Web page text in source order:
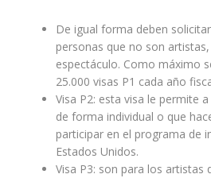
De igual forma deben
personas que no son
espectáculo. Como máximo
25.000 visas P1 cada año
Visa P2: esta visa le permite
de forma individual o que
participar en el programa de
Estados Unidos.
Visa P3: son para los artistas